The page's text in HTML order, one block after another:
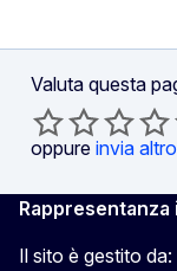
Valuta questa
oppure invia
Rappresentanza
Il sito è gestito da: